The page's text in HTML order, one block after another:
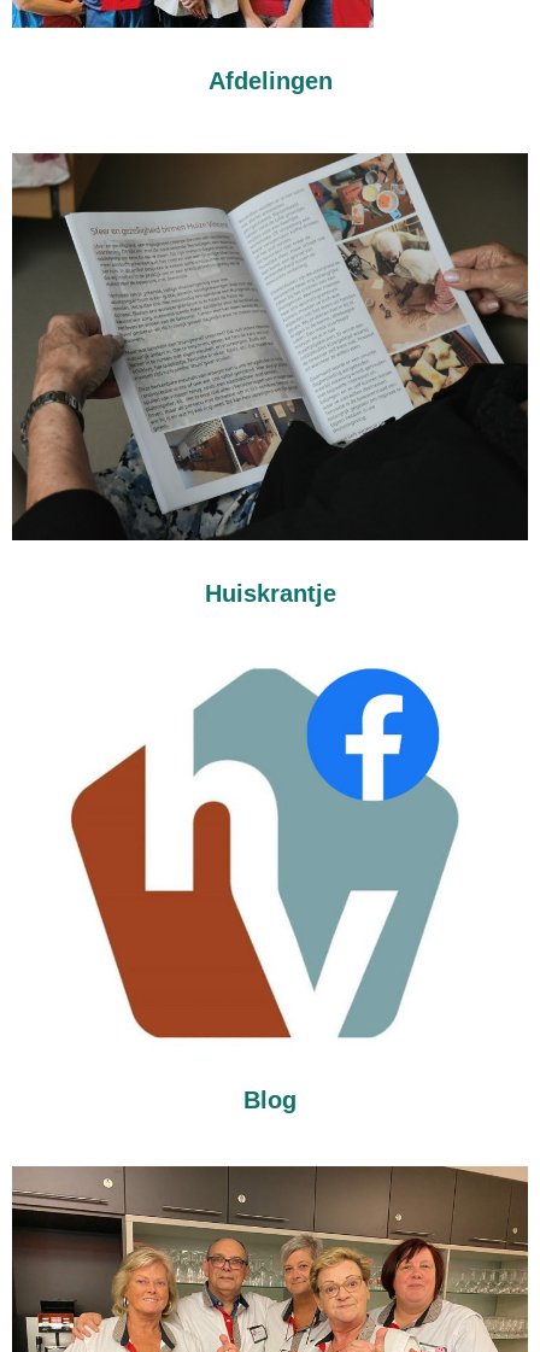
Afdelingen
Huiskrantje
Blog